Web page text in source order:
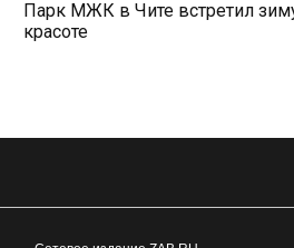
Парк МЖК в Чите встретил
красоте